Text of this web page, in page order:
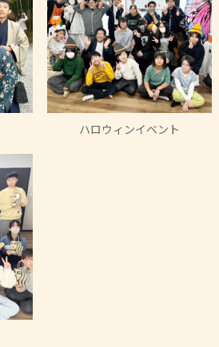
ハロウィンイベント